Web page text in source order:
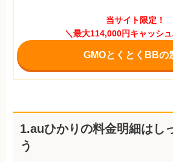
当サイト限定！
＼最大114,000円キャッシ
GMOとくとくBBの
1.auひかりの料金明細はし
う